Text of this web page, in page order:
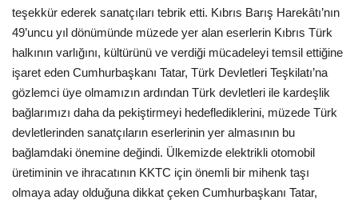
Restoranlar
Sağlık
Teknoloji
Etkinlik
Hakkımızda
teşekkür ederek sanatçıları tebrik etti. Kıbrıs Barış Harekâtı’nın
49’uncu yıl dönümünde müzede yer alan eserlerin Kıbrıs Türk
halkının varlığını, kültürünü ve verdiği mücadeleyi temsil ettiğine
işaret eden Cumhurbaşkanı Tatar, Türk Devletleri Teşkilatı’na
gözlemci üye olmamızın ardından Türk devletleri ile kardeşlik
bağlarımızı daha da pekiştirmeyi hedeflediklerini, müzede Türk
devletlerinden sanatçıların eserlerinin yer almasının bu
bağlamdaki önemine değindi. Ülkemizde elektrikli otomobil
üretiminin ve ihracatının KKTC için önemli bir mihenk taşı
olmaya aday olduğuna dikkat çeken Cumhurbaşkanı Tatar,